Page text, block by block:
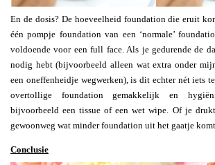
En de dosis? De hoeveelheid foundation die eruit
één pompje foundation van een ‘normale’
voldoende voor een full face. Als je gedurende de
nodig hebt (bijvoorbeeld alleen wat extra onder
een oneffenheidje wegwerken), is dit echter nét iets
overtollige foundation gemakkelijk en
bijvoorbeeld een tissue of een wet wipe. Of je
gewoonweg wat minder foundation uit het gaatje
Conclusie